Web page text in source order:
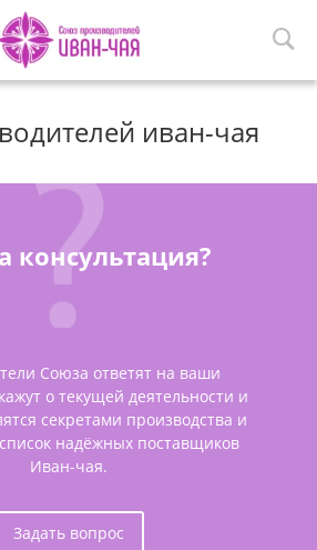
иван-чая
консультация?
Союза ответят на ваши
о текущей деятельности и
секретами производства и
надёжных поставщиков
Иван-чая.
Задать вопрос